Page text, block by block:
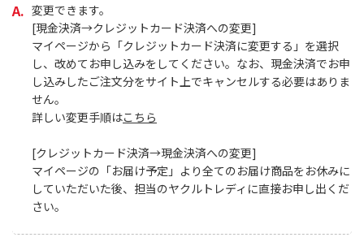
変更できます。
[現金決済→クレジットカード決済への変更]
マイページから「クレジットカード決済に変更する」を選択
し、改めてお申し込みをしてください。なお、現金決済でお申
し込みしたご注文分をサイト上でキャンセルする必要はありま
せん。
詳しい変更手順はこちら
[クレジットカード決済→現金決済への変更]
マイページの「お届け予定」より全てのお届け商品をお休みに
していただいた後、担当のヤクルトレディに直接お申し出くだ
さい。